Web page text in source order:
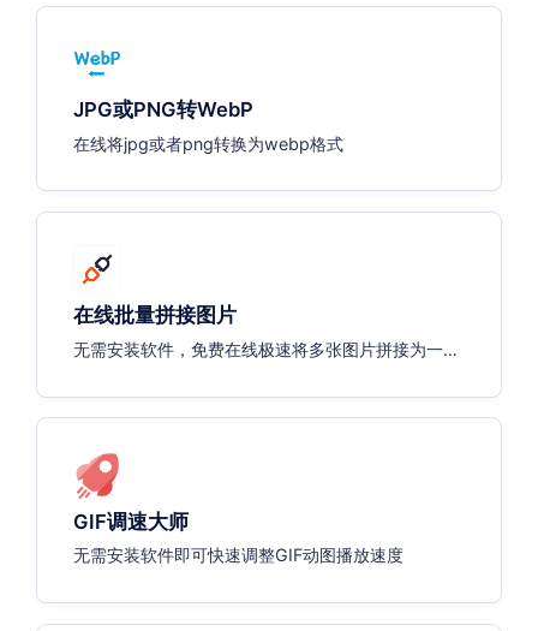
JPG或PNG转WebP
在线将jpg或者png转换为webp格式
在线批量拼接图片
无需安装软件，免费在线极速将多张图片拼接为一张
GIF调速大师
无需安装软件即可快速调整GIF动图播放速度